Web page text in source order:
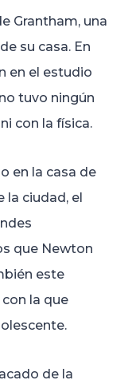
Grantham, una
su casa. En
en el estudio
tuvo ningún
con la física.
en la casa de
la ciudad, el
que Newton
este
la que
de la